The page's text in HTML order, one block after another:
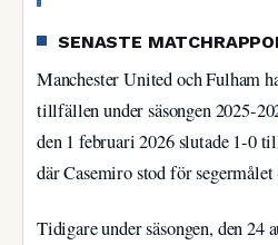
SENASTE
Manchester United och Fulham
tillfällen under säsongen 2025-
den 1 februari 2026 slutade 1-0
där Casemiro stod för
Tidigare under säsongen, den 24